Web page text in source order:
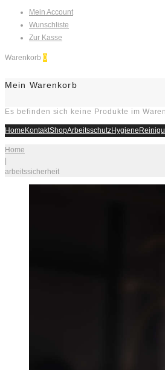
Mein Account
Wunschliste
Zur Kasse
Warenkorb 0
Mein Warenkorb
Es befinden sich keine Produkte im
HomeKontaktShopArbeitsschutzHygiene
Home
|
arbeitssicherheit